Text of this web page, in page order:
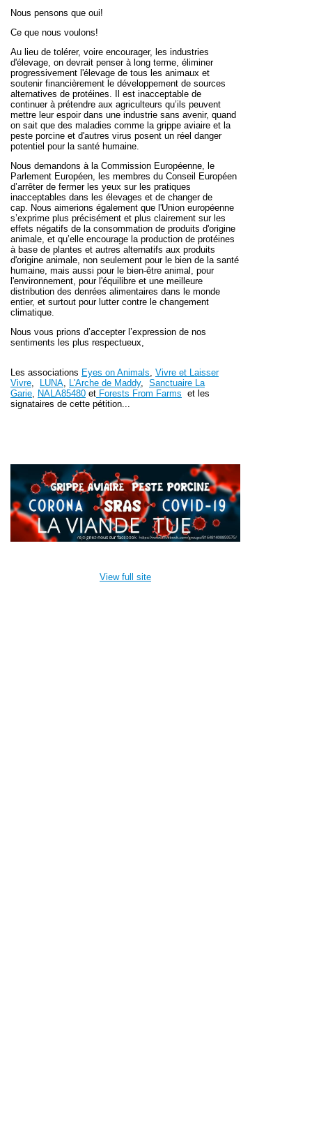
Nous pensons que oui!
Ce que nous voulons!
Au lieu de tolérer, voire encourager, les industries
d'élevage, on devrait penser à long terme, éliminer
progressivement l'élevage de tous les animaux et
soutenir financièrement le développement de sources
alternatives de protéines. Il est inacceptable de
continuer à prétendre aux agriculteurs qu’ils peuvent
mettre leur espoir dans une industrie sans avenir, quand
on sait que des maladies comme la grippe aviaire et la
peste porcine et d'autres virus posent un réel danger
potentiel pour la santé humaine.
Nous demandons à la Commission Européenne, le
Parlement Européen, les membres du Conseil Européen
d’arrêter de fermer les yeux sur les pratiques
inacceptables dans les élevages et de changer de
cap. Nous aimerions également que l'Union européenne
s’exprime plus précisément et plus clairement sur les
effets négatifs de la consommation de produits d'origine
animale, et qu’elle encourage la production de protéines
à base de plantes et autres alternatifs aux produits
d'origine animale, non seulement pour le bien de la santé
humaine, mais aussi pour le bien-être animal, pour
l'environnement, pour l'équilibre et une meilleure
distribution des denrées alimentaires dans le monde
entier, et surtout pour lutter contre le changement
climatique.
Nous vous prions d’accepter l’expression de nos
sentiments les plus respectueux,
Les associations Eyes on Animals, Vivre et Laisser
Vivre, LUNA, L'Arche de Maddy, Sanctuaire La
Garie, NALA85480 et Forests From Farms et les
signataires de cette pétition...
View full site